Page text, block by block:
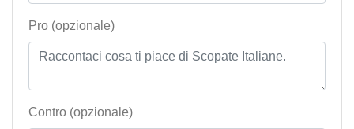
Pro (opzionale)
Contro (opzionale)